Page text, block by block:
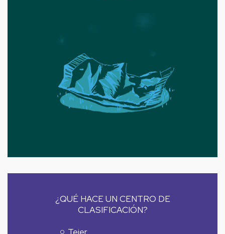
¿QUÉ HACE UN CENTRO DE
CLASIFICACIÓN?